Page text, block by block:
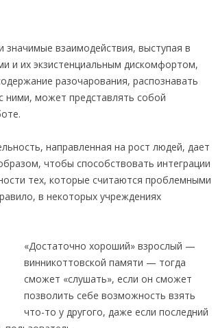
значимые взаимодействия, выступая в
и их экзистенциальным дискомфортом,
разочарования, распознавать
ними, может представлять собой
направленная на рост людей, дает
чтобы способствовать интеграции
тех, которые считаются проблемными
в некоторых учреждениях
«Достаточно хороший» взрослый —
винникоттовской памяти — тогда
сможет «слушать», если он сможет
позволить себе возможность взять
что-то у другого, даже если последний